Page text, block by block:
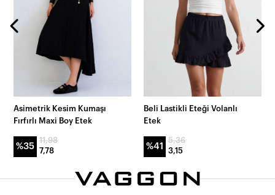
Asimetrik Kesim Kumaşı
Fırfırlı Maxi Boy Etek
%35
11,98
7,78
Beli Lastikli Eteği Volanlı
Etek
%41
5,36
3,15